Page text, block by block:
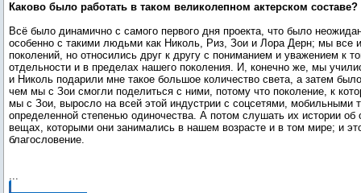
Каково было работать в таком великолепном актерском составе?
Всё было динамично с самого первого дня проекта, что было
особенно с такими людьми как Николь, Риз, Зои и Лора Дерн; мы все
поколений, но относились друг к другу с пониманием и уважением к
отдельности и в пределах нашего поколения. И, конечно же, мы
и Николь подарили мне такое большое количество света, а затем
чем мы с Зои смогли поделиться с ними, потому что поколение, к
мы с Зои, выросло на всей этой индустрии с соцсетями, мобильными
определенной степенью одиночества. А потом слушать их истории об
вещах, которыми они занимались в нашем возрасте и в том мире; и
благословение.
...